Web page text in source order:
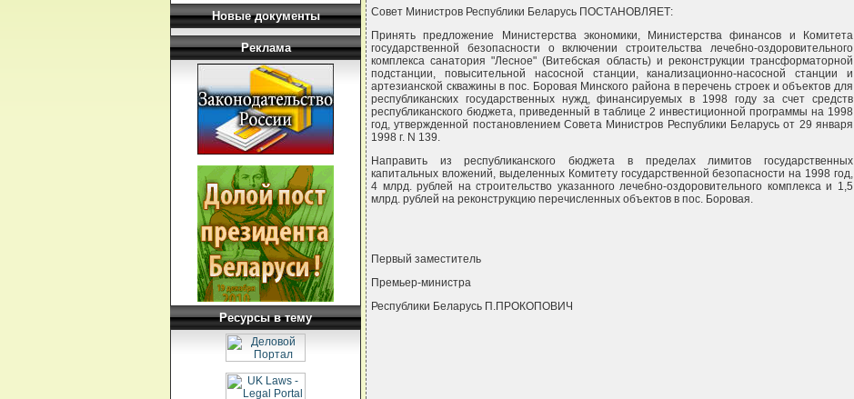
Новые документы
Реклама
Ресурсы в тему
Совет Министров Республики Беларусь ПОСТАНОВЛЯЕТ:
Принять предложение Министерства экономики, Министерства финансов и Комитета
государственной безопасности о включении строительства лечебно-оздоровительного
комплекса санатория "Лесное" (Витебская область) и реконструкции трансформаторной
подстанции, повысительной насосной станции, канализационно-насосной станции и
артезианской скважины в пос. Боровая Минского района в перечень строек и объектов для
республиканских государственных нужд, финансируемых в 1998 году за счет средств
республиканского бюджета, приведенный в таблице 2 инвестиционной программы на 1998
год, утвержденной постановлением Совета Министров Республики Беларусь от 29 января
1998 г. N 139.
Направить из республиканского бюджета в пределах лимитов государственных
капитальных вложений, выделенных Комитету государственной безопасности на 1998 год,
4 млрд. рублей на строительство указанного лечебно-оздоровительного комплекса и 1,5
млрд. рублей на реконструкцию перечисленных объектов в пос. Боровая.
Первый заместитель
Премьер-министра
Республики Беларусь П.ПРОКОПОВИЧ